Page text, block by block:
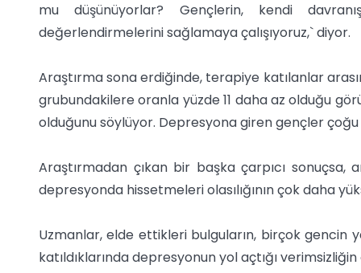
mu düşünüyorlar? Gençlerin, kendi
değerlendirmelerini sağlamaya çalışıyoruz,` diyor.
Araştırma sona erdiğinde, terapiye katılanlar
grubundakilere oranla yüzde 11 daha az olduğu
olduğunu söylüyor. Depresyona giren gençler
Araştırmadan çıkan bir başka çarpıcı
depresyonda hissetmeleri olasılığının çok daha
Uzmanlar, elde ettikleri bulguların, birçok gencin
katıldıklarında depresyonun yol açtığı